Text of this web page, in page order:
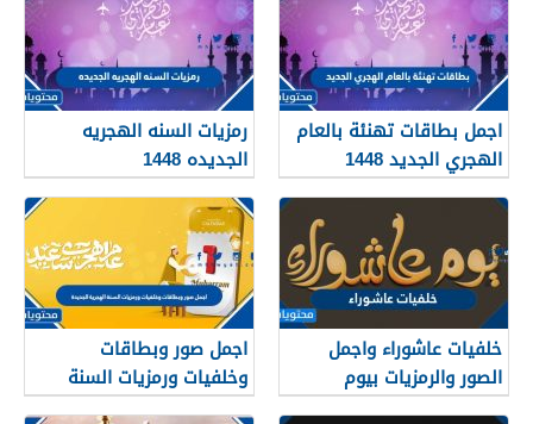
اجمل بطاقات تهنئة بالعام
الهجري الجديد 1448
رمزيات السنه الهجريه
الجديده 1448
خلفيات عاشوراء واجمل
الصور والرمزيات بيوم
عاشوراء 1448/2026
اجمل صور وبطاقات
وخلفيات ورمزيات السنة
الهجرية الجديدة 1448